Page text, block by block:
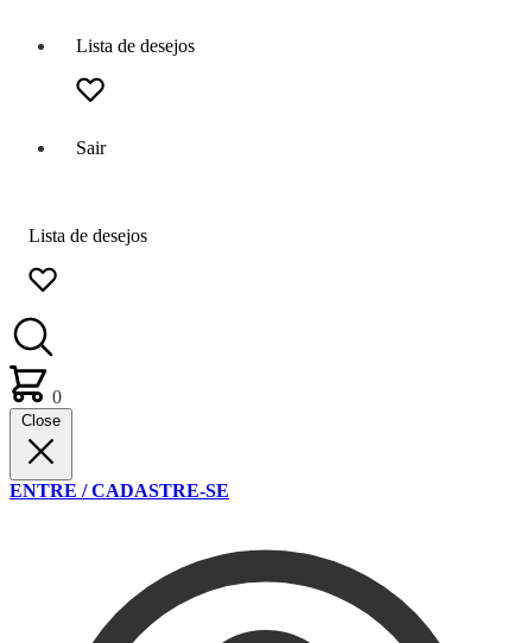
Lista de desejos
Sair
Lista de desejos
0
Close
ENTRE / CADASTRE-SE